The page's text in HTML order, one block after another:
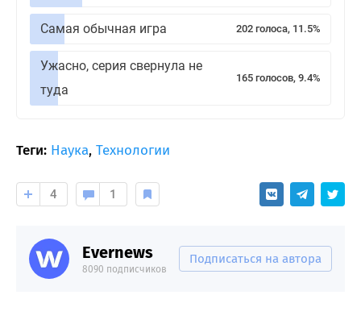
Самая обычная игра 202 голоса, 11.5%
Ужасно, серия свернула не
туда
165 голосов, 9.4%
Теги: Наука, Технологии
4 1
Evernews
8090 подписчиков
Подписаться на автора